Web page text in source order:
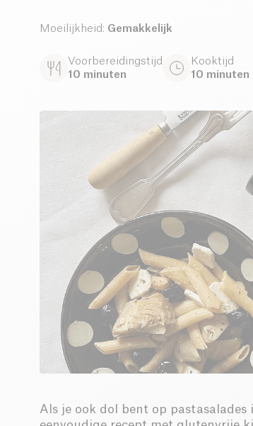
Moeilijkheid : Gemakkelijk
Voorbereidingstijd
10 minuten
Kooktijd
10 minuten
Als je ook dol bent op